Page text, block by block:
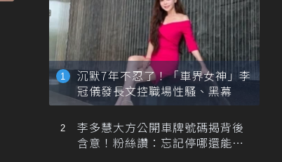
沉默7年不忍了！「車界女神」李
冠儀發長文控職場性騷、黑幕
李多慧大方公開車牌號碼揭背後
含意！粉絲讚：忘記停哪還能幫